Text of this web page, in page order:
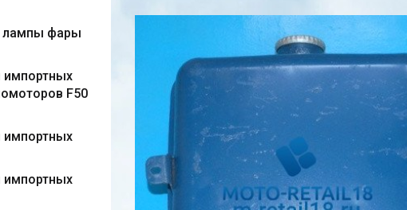
лампы фары
импортных
F50
импортных
импортных